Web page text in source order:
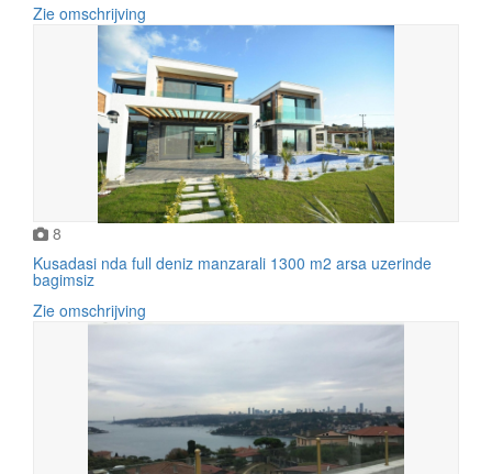
Zie omschrijving
8
Kusadasi nda full deniz manzarali 1300 m2 arsa uzerinde
bagimsiz
Zie omschrijving